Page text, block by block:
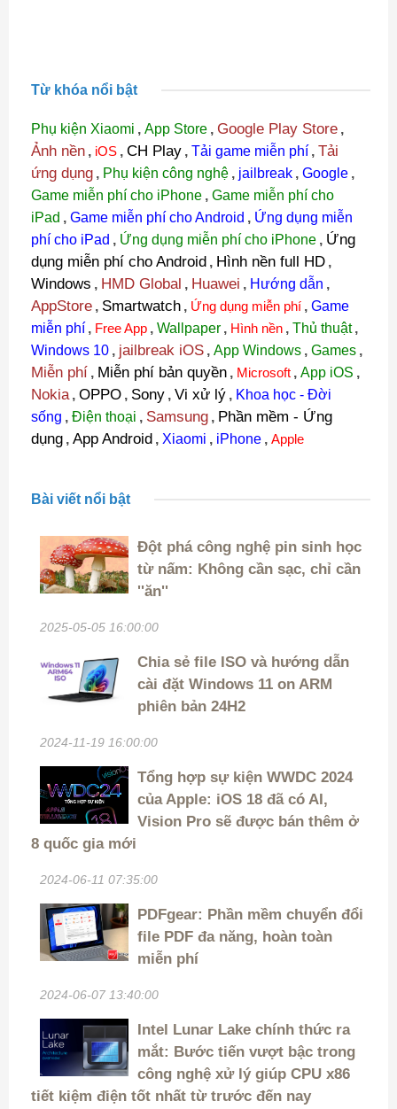
Từ khóa nổi bật
Phụ kiện Xiaomi , App Store , Google Play Store ,
Ảnh nền , iOS , CH Play , Tải game miễn phí , Tải
ứng dụng , Phụ kiện công nghệ , jailbreak , Google ,
Game miễn phí cho iPhone , Game miễn phí cho
iPad , Game miễn phí cho Android , Ứng dụng miễn
phí cho iPad , Ứng dụng miễn phí cho iPhone , Ứng
dụng miễn phí cho Android , Hình nền full HD ,
Windows , HMD Global , Huawei , Hướng dẫn ,
AppStore , Smartwatch , Ứng dụng miễn phí , Game
miễn phí , Free App , Wallpaper , Hình nền , Thủ thuật ,
Windows 10 , jailbreak iOS , App Windows , Games ,
Miễn phí , Miễn phí bản quyền , Microsoft , App iOS ,
Nokia , OPPO , Sony , Vi xử lý , Khoa học - Đời
sống , Điện thoại , Samsung , Phần mềm - Ứng
dụng , App Android , Xiaomi , iPhone , Apple
Bài viết nổi bật
Đột phá công nghệ pin sinh học
từ nấm: Không cần sạc, chỉ cần
''ăn''
2025-05-05 16:00:00
Chia sẻ file ISO và hướng dẫn
cài đặt Windows 11 on ARM
phiên bản 24H2
2024-11-19 16:00:00
Tổng hợp sự kiện WWDC 2024
của Apple: iOS 18 đã có AI,
Vision Pro sẽ được bán thêm ở
8 quốc gia mới
2024-06-11 07:35:00
PDFgear: Phần mềm chuyển đổi
file PDF đa năng, hoàn toàn
miễn phí
2024-06-07 13:40:00
Intel Lunar Lake chính thức ra
mắt: Bước tiến vượt bậc trong
công nghệ xử lý giúp CPU x86
tiết kiệm điện tốt nhất từ trước đến nay